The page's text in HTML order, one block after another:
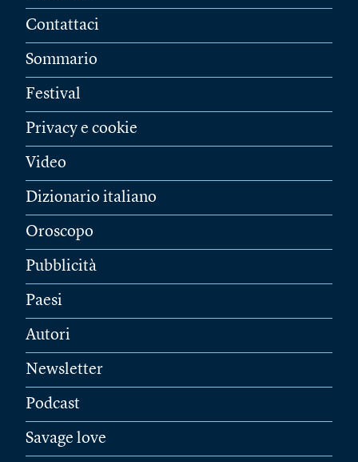
Contattaci
Sommario
Festival
Privacy e cookie
Video
Dizionario italiano
Oroscopo
Pubblicità
Paesi
Autori
Newsletter
Podcast
Savage love